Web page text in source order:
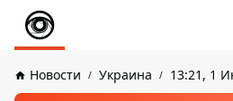
Новости Украина 13:21, 1